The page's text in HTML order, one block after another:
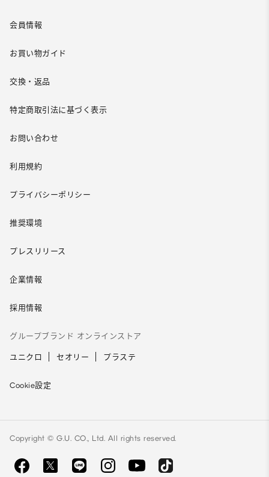
会員情報
お買い物ガイド
交換・返品
特定商取引法に基づく表示
お問い合わせ
利用規約
プライバシーポリシー
推奨環境
プレスリリース
企業情報
採用情報
グループブランド オンラインストア
ユニクロ セオリー プラステ
Cookie設定
Copyright © G.U. CO., Ltd. All rights reserved.